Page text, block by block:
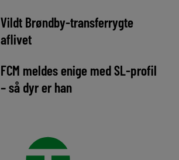
Vildt Brøndby-transferrygte
aflivet
FCM meldes enige med SL-profil
– så dyr er han